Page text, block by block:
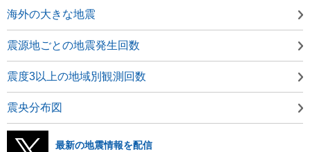
海外の大きな地震
震源地ごとの地震発生回数
震度3以上の地域別観測回数
震央分布図
最新の地震情報を配信